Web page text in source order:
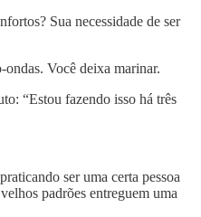
Sua necessidade de ser
Você deixa marinar.
“Estou fazendo isso há três
ser uma certa pessoa
padrões entreguem uma